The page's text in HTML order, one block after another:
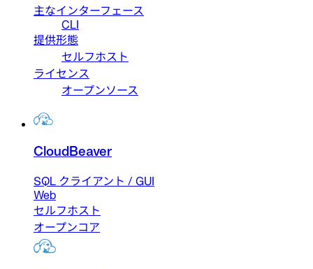
主なインターフェース
CLI
提供形態
セルフホスト
ライセンス
オープンソース
CloudBeaver
SQL クライアント / GUI
Web
セルフホスト
オープンコア